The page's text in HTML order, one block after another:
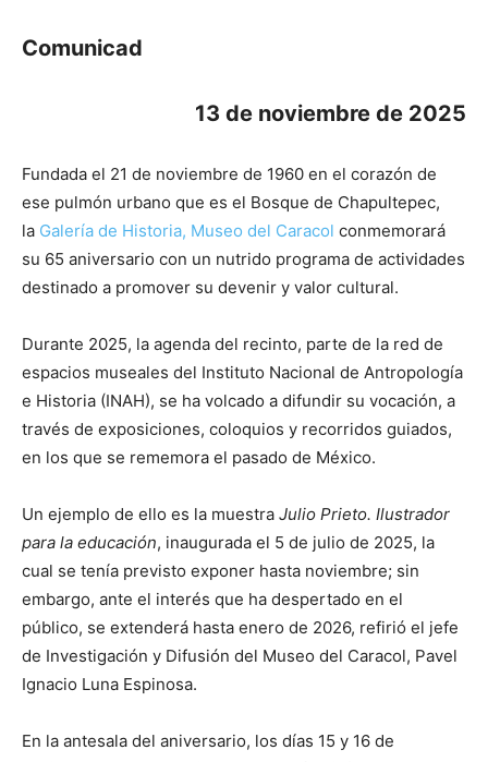
Comunicad
13 de noviembre de 2025
Fundada el 21 de noviembre de 1960 en el corazón de
ese pulmón urbano que es el Bosque de Chapultepec,
la Galería de Historia, Museo del Caracol conmemorará
su 65 aniversario con un nutrido programa de actividades
destinado a promover su devenir y valor cultural.
Durante 2025, la agenda del recinto, parte de la red de
espacios museales del Instituto Nacional de Antropología
e Historia (INAH), se ha volcado a difundir su vocación, a
través de exposiciones, coloquios y recorridos guiados,
en los que se rememora el pasado de México.
Un ejemplo de ello es la muestra Julio Prieto. Ilustrador
para la educación, inaugurada el 5 de julio de 2025, la
cual se tenía previsto exponer hasta noviembre; sin
embargo, ante el interés que ha despertado en el
público, se extenderá hasta enero de 2026, refirió el jefe
de Investigación y Difusión del Museo del Caracol, Pavel
Ignacio Luna Espinosa.
En la antesala del aniversario, los días 15 y 16 de